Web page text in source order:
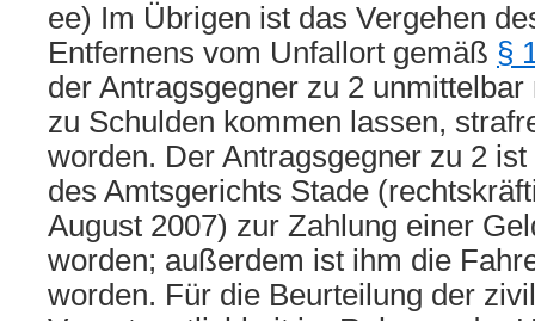
ee) Im Übrigen ist das Vergehen
Entfernens vom Unfallort gemäß §
der Antragsgegner zu 2
zu Schulden kommen lassen,
worden. Der Antragsgegner zu 2
des Amtsgerichts Stade
August 2007) zur Zahlung einer
worden; außerdem ist ihm die
worden. Für die Beurteilung der